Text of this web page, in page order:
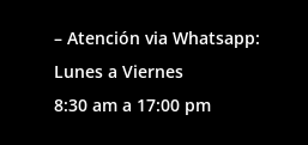
– Atención via Whatsapp:
Lunes a Viernes
8:30 am a 17:00 pm